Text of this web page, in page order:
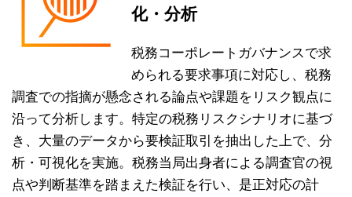
化・分析
税務コーポレートガバナンスで求
められる要求事項に対応し、税務
調査での指摘が懸念される論点や課題をリスク観点に
沿って分析します。特定の税務リスクシナリオに基づ
き、大量のデータから要検証取引を抽出した上で、分
析・可視化を実施。税務当局出身者による調査官の視
点や判断基準を踏まえた検証を行い、是正対応の計